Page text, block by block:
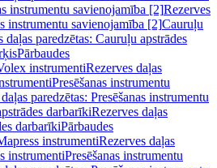
instrumentu savienojamība [2]Rezerves
instrumentu savienojamība [2]Cauruļu
daļas paredzētas: Cauruļu apstrādes
Pārbaudes
instrumentiRezerves daļas
Presēšanas instrumentu
paredzētas: Presēšanas instrumentu
darbarīkiRezerves daļas
darbarīkiPārbaudes
instrumentiRezerves daļas
instrumentiPresēšanas instrumentu